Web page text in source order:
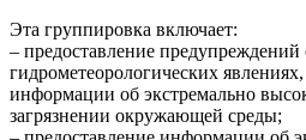
Эта группировка включает:
– предоставление
гидрометеорологических
информации об экстремально
загрязнении окружающей среды;